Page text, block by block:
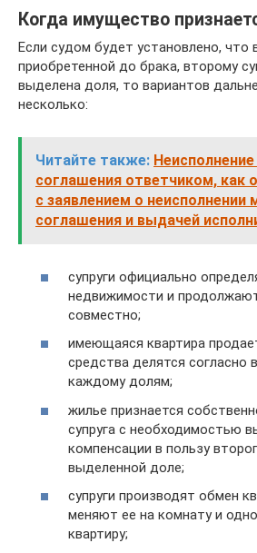
Когда имущество
Если судом будет установлено, что
приобретенной до брака, второму
выделена доля, то вариантов
несколько:
Читайте также:
соглашения ответчиком, как
с заявлением о неисполнении
соглашения и выдачей
супруги официально
недвижимости и
совместно;
имеющаяся квартира
средства делятся согласно
каждому долям;
жилье признается
супруга с необходимостью
компенсации в пользу
выделенной доле;
супруги производят обмен
меняют ее на комнату и
квартиру;